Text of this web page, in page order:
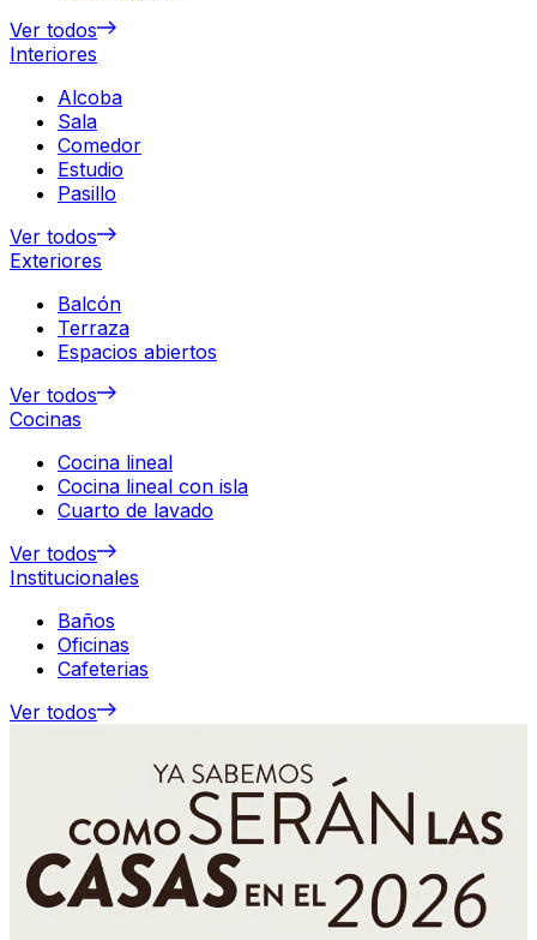
Ver todos
Interiores
Alcoba
Sala
Comedor
Estudio
Pasillo
Ver todos
Exteriores
Balcón
Terraza
Espacios abiertos
Ver todos
Cocinas
Cocina lineal
Cocina lineal con isla
Cuarto de lavado
Ver todos
Institucionales
Baños
Oficinas
Cafeterias
Ver todos